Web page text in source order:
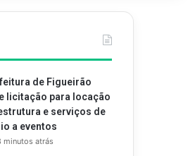
de Figueirão
licitação para locação
e serviços de
a eventos
minutos atrás